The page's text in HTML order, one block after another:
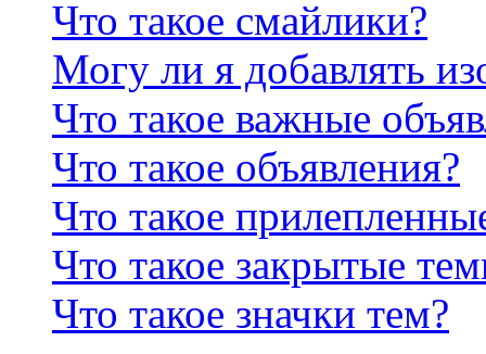
Что такое смайлики?
Могу ли я добавлять
Что такое важные
Что такое объявления?
Что такое
Что такое закрытые
Что такое значки тем?